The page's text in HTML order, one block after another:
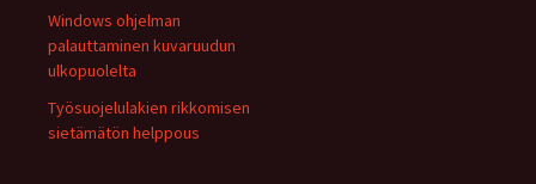
Windows ohjelman
palauttaminen kuvaruudun
ulkopuolelta
Työsuojelulakien rikkomisen
sietämätön helppous